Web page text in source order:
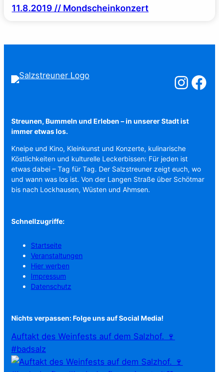
11.8.2019 // Mondscheinkonzert
Salzstreuner
Streunen, Bummeln und Erleben – in unserer Stadt ist
immer etwas los.
Kneipe und Kino, Kleinkunst und Konzerte, kulinarische
Köstlichkeiten und kulturelle Leckerbissen: Für jeden ist
etwas dabei – Tag für Tag. Der Salzstreuner zeigt euch, wo
und wann was los ist. Von der Langen Straße über Schötmar
bis nach Lockhausen, Wüsten und Ahmsen.
Schnellzugriffe:
Startseite
Veranstaltungen
Hier werben
Impressum
Datenschutz
Nichts verpassen: Folge uns auf Social Media!
Auftakt des Weinfests auf dem Salzhof. 🍷
#badsalz